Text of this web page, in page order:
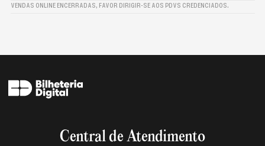
VENDAS ONLINE ENCERRADAS, FAVOR DIRIGIR-SE AOS PDVS CREDENCIADOS.
Central de Atendimento